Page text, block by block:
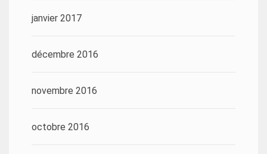
janvier 2017
décembre 2016
novembre 2016
octobre 2016